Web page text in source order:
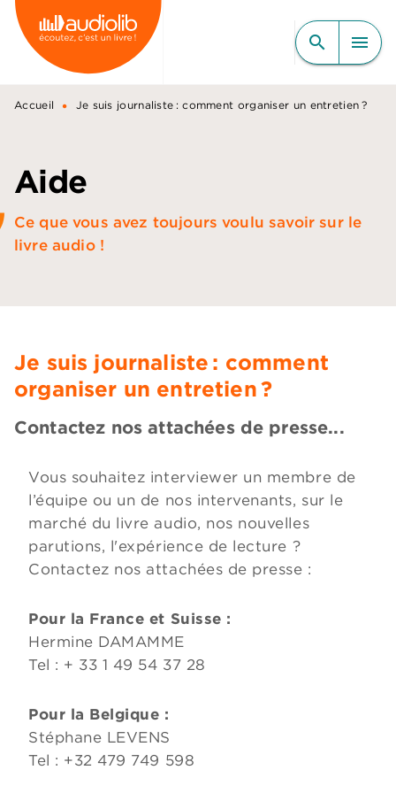
MENU RECHERCHE
CONTENU
PIED DE PAGE
search menu
Accueil • Je suis journaliste : comment organiser un entretien ?
Aide
Ce que vous avez toujours voulu savoir sur le
livre audio !
Je suis journaliste : comment
organiser un entretien ?
Contactez nos attachées de presse...
Vous souhaitez interviewer un membre de
l’équipe ou un de nos intervenants, sur le
marché du livre audio, nos nouvelles
parutions, l'expérience de lecture ?
Contactez nos attachées de presse :
Pour la France et Suisse :
Hermine DAMAMME
Tel : + 33 1 49 54 37 28
Pour la Belgique :
Stéphane LEVENS
Tel : +32 479 749 598